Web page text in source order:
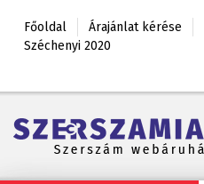
Főoldal Árajánlat kérése
Széchenyi 2020